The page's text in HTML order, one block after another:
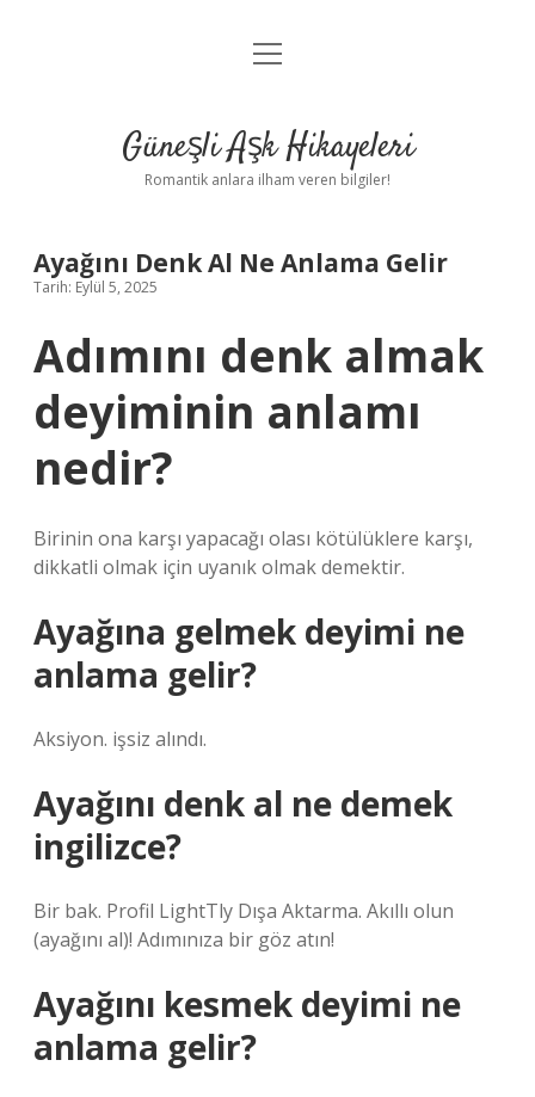
Anasayfa
Yasal Uyarı
menüyü
Güneşli Aşk Hikayeleri
Romantik anlara ilham veren bilgiler!
Ayağını Denk Al Ne Anlama Gelir
Tarih: Eylül 5, 2025
Adımını denk almak
deyiminin anlamı
nedir?
Birinin ona karşı yapacağı olası kötülüklere karşı,
dikkatli olmak için uyanık olmak demektir.
Ayağına gelmek deyimi ne
anlama gelir?
Aksiyon. işsiz alındı.
Ayağını denk al ne demek
ingilizce?
Bir bak. Profil LightTly Dışa Aktarma. Akıllı olun
(ayağını al)! Adımınıza bir göz atın!
Ayağını kesmek deyimi ne
anlama gelir?